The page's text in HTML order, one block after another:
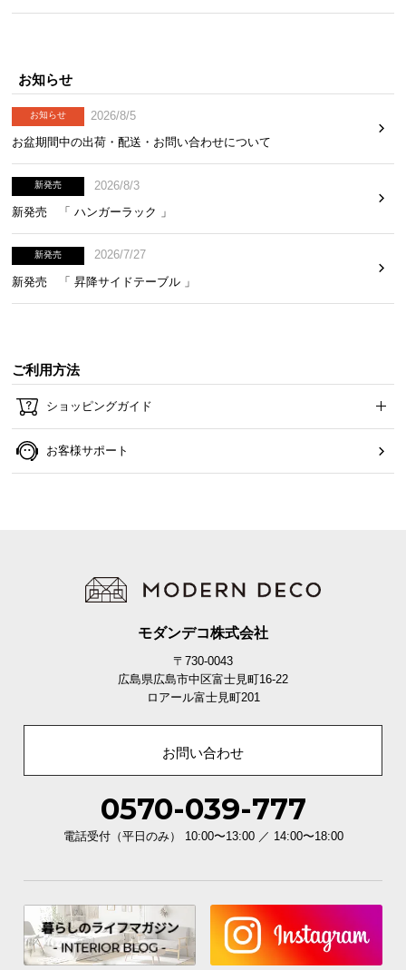
お知らせ
お知らせ
2026/8/5
お盆期間中の出荷・配送・お問い合わせについて
新発売
2026/8/3
新発売 「 ハンガーラック 」
新発売
2026/7/27
新発売 「 昇降サイドテーブル 」
ご利用方法
ショッピングガイド
お客様サポート
モダンデコ株式会社
〒730-0043
広島県広島市中区富士見町16-22
ロアール富士見町201
お問い合わせ
0570-039-777
電話受付（平日のみ） 10:00〜13:00 ／ 14:00〜18:00